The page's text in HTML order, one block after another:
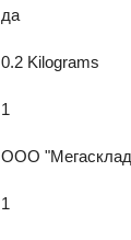
да
0.2 Kilograms
1
ООО
1